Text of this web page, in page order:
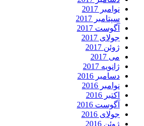
نوامبر 2017
سپتامبر 2017
آگوست 2017
جولای 2017
ژوئن 2017
می 2017
ژانویه 2017
دسامبر 2016
نوامبر 2016
اکتبر 2016
آگوست 2016
جولای 2016
ژوئن 2016